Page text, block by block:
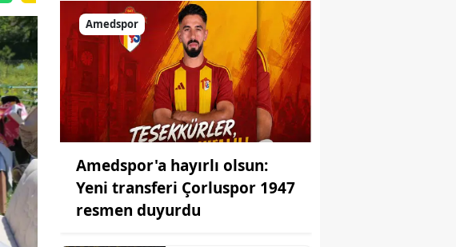
Amedspor
Amedspor'a hayırlı olsun:
Yeni transferi Çorluspor 1947
resmen duyurdu